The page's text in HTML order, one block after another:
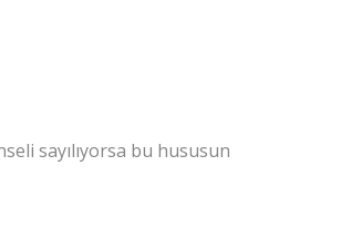
sayılıyorsa bu hususun